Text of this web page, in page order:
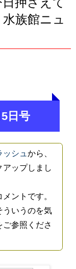
族館ニュ
日号
ッシュから、
ップしまし
ントです。
ういうのを気
参照くださ